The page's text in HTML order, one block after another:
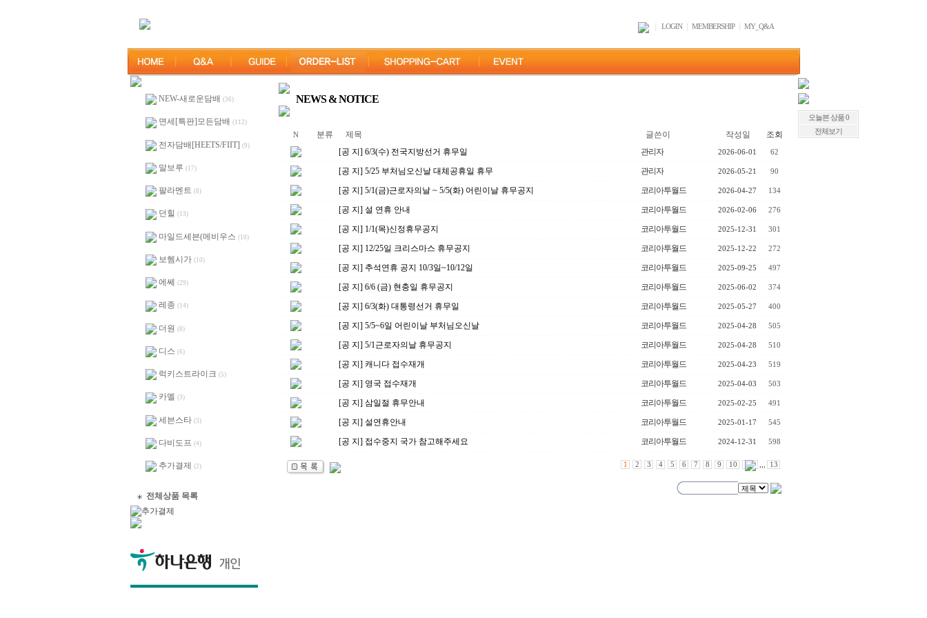
LOGIN MEMBERSHIP MY_Q&A
NEW-새로운담배 (36)
면세[특판]모든담배 (112)
전자담배[HEETS/FIIT] (9)
말보루 (17)
팔라멘트 (8)
던힐 (13)
마일드세븐(메비우스 (10)
보헴시가 (10)
에쎄 (29)
레종 (14)
더원 (8)
디스 (6)
럭키스트라이크 (5)
카멜 (3)
세븐스타 (3)
다비도프 (4)
추가결제 (2)
전체상품 목록
NEWS & NOTICE
N 분류 제목 글쓴이 작성일
조회
[공 지] 6/3(수) 전국지방선거 휴무일
관리자 2026-06-01 62
[공 지] 5/25 부처님오신날 대체공휴일 휴무 관리자 2026-05-21 90
[공 지] 5/1(금)근로자의날 ~ 5/5(화) 어린이날 휴무공지 코리아투월드 2026-04-27 134
[공 지] 설 연휴 안내 코리아투월드 2026-02-06 276
[공 지] 1/1(목)신정휴무공지 코리아투월드 2025-12-31 301
[공 지] 12/25일 크리스마스 휴무공지 코리아투월드 2025-12-22 272
[공 지] 추석연휴 공지 10/3일~10/12일 코리아투월드 2025-09-25 497
[공 지] 6/6 (금) 현충일 휴무공지 코리아투월드 2025-06-02 374
[공 지] 6/3(화) 대통령선거 휴무일 코리아투월드 2025-05-27 400
[공 지] 5/5~6일 어린이날 부처님오신날 코리아투월드 2025-04-28 505
[공 지] 5/1근로자의날 휴무공지 코리아투월드 2025-04-28 510
[공 지] 캐니다 접수재개 코리아투월드 2025-04-23 519
[공 지] 영국 접수재개 코리아투월드 2025-04-03 503
[공 지] 삼일절 휴무안내 코리아투월드 2025-02-25 491
[공 지] 설연휴안내 코리아투월드 2025-01-17 545
[공 지] 접수중지 국가 참고해주세요 코리아투월드 2024-12-31 598
1 2 3 4 5 6 7 8 9 10 ,,, 13
오늘본 상품 0
전체보기